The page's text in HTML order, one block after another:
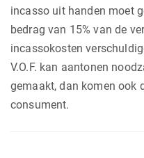
incasso uit handen moet
bedrag van 15% van de
incassokosten
V.O.F. kan aantonen
gemaakt, dan komen ook
consument.